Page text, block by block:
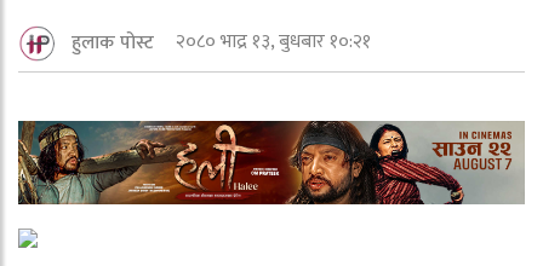
हुलाक पोस्ट २०८० भाद्र १३, बुधबार १०:२१